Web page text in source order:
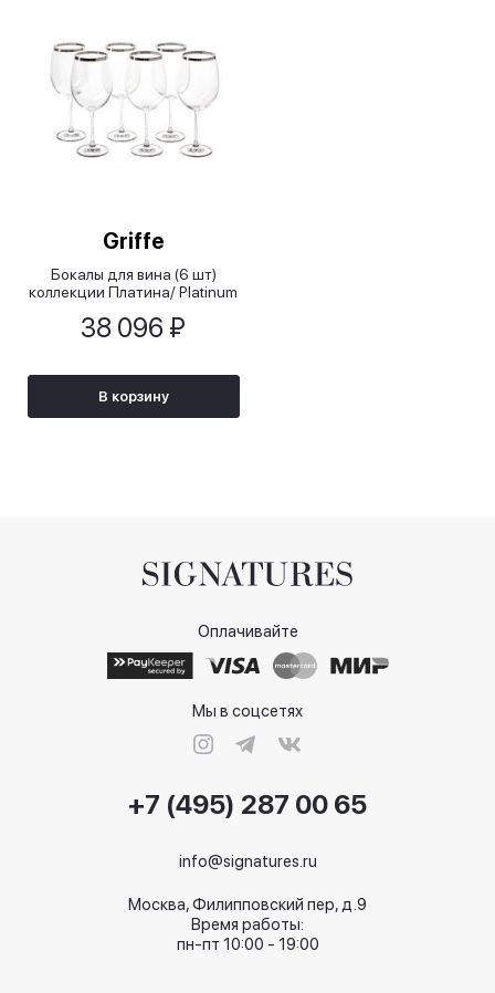
Griffe
Бокалы для вина (6 шт)
коллекции Платина/ Platinum
38 096 ₽
В корзину
Оплачивайте
Мы в соцсетях
+7 (495) 287 00 65
info@signatures.ru
Москва, Филипповский пер, д.9
Время работы:
пн-пт 10:00 - 19:00